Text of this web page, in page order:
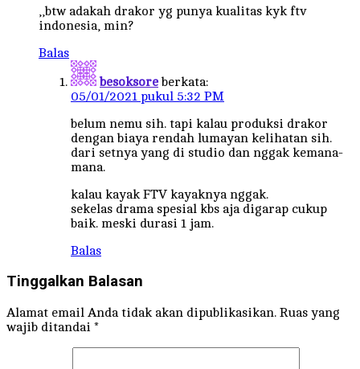
,,btw adakah drakor yg punya kualitas kyk ftv
indonesia, min?
Balas
besoksore berkata:
05/01/2021 pukul 5:32 PM
belum nemu sih. tapi kalau produksi drakor
dengan biaya rendah lumayan kelihatan sih.
dari setnya yang di studio dan nggak kemana-
mana.
kalau kayak FTV kayaknya nggak.
sekelas drama spesial kbs aja digarap cukup
baik. meski durasi 1 jam.
Balas
Tinggalkan Balasan
Alamat email Anda tidak akan dipublikasikan. Ruas yang
wajib ditandai *